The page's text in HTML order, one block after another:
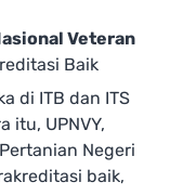
Veteran
Baik
di ITB dan ITS
itu, UPNVY,
Negeri
baik,